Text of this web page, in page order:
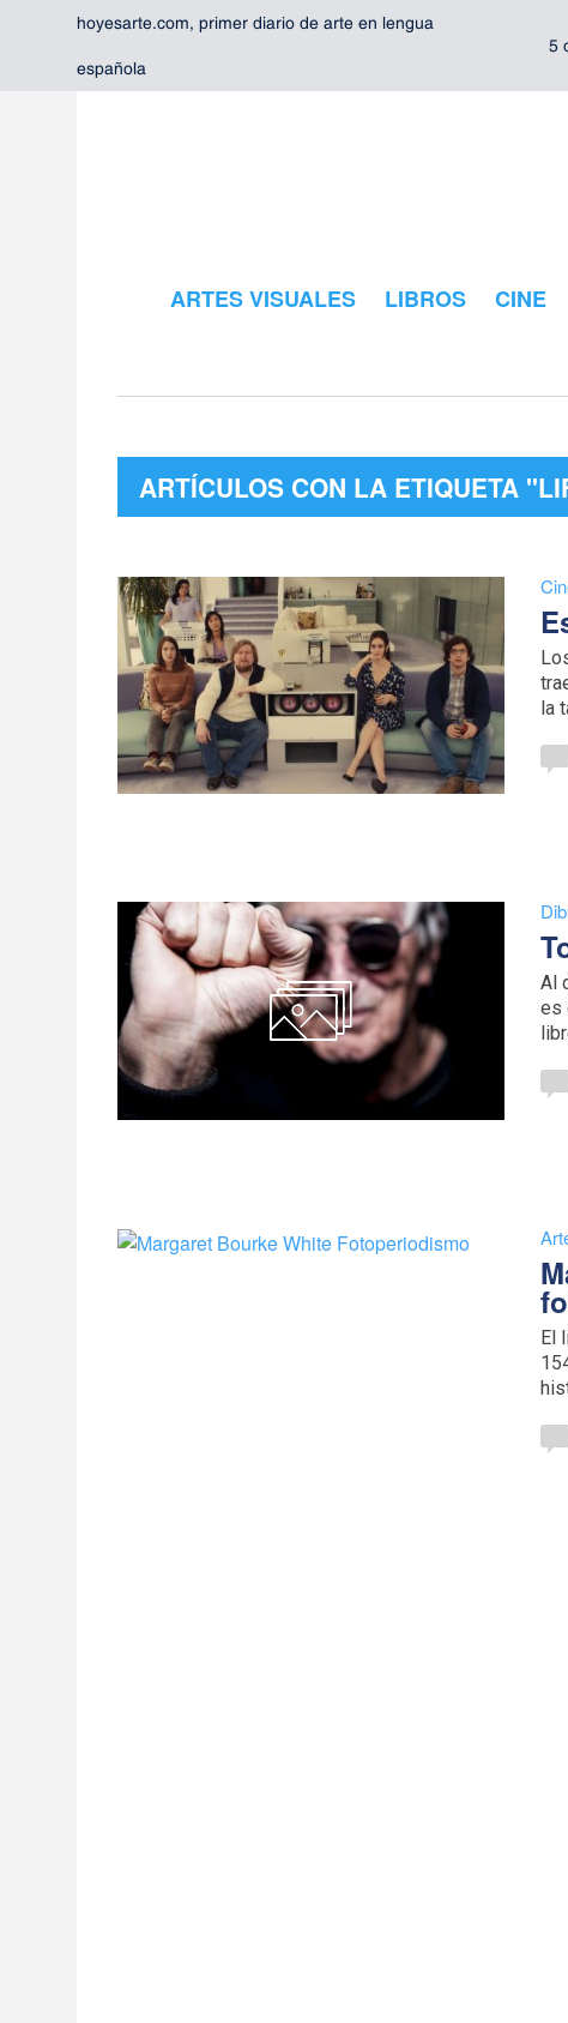
hoyesarte.com, primer diario de arte en lengua
española
5
ARTES VISUALES LIBROS CINE
ARTÍCULOS CON LA ETIQUETA
la
Al
es
El